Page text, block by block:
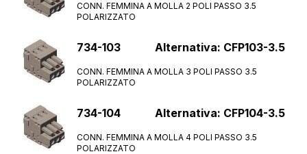
CONN. FEMMINA A MOLLA 2 POLI PASSO 3.5
POLARIZZATO
734-103 Alternativa: CFP103-3.5
CONN. FEMMINA A MOLLA 3 POLI PASSO 3.5
POLARIZZATO
734-104 Alternativa: CFP104-3.5
CONN. FEMMINA A MOLLA 4 POLI PASSO 3.5
POLARIZZATO